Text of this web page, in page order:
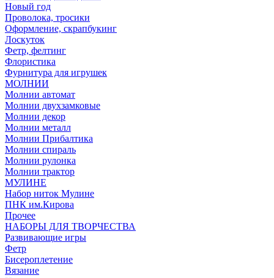
Новый год
Проволока, тросики
Оформление, скрапбукинг
Лоскуток
Фетр, фелтинг
Флористика
Фурнитура для игрушек
МОЛНИИ
Молнии автомат
Молнии двухзамковые
Молнии декор
Молнии металл
Молнии Прибалтика
Молнии спираль
Молнии рулонка
Молнии трактор
МУЛИНЕ
Набор ниток Мулине
ПНК им.Кирова
Прочее
НАБОРЫ ДЛЯ ТВОРЧЕСТВА
Развивающие игры
Фетр
Бисероплетение
Вязание